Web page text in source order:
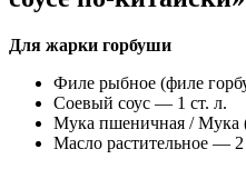
Для жарки горбуши
Филе рыбное (филе
Соевый соус — 1 ст. л.
Мука пшеничная / Мука
Масло растительное — 2